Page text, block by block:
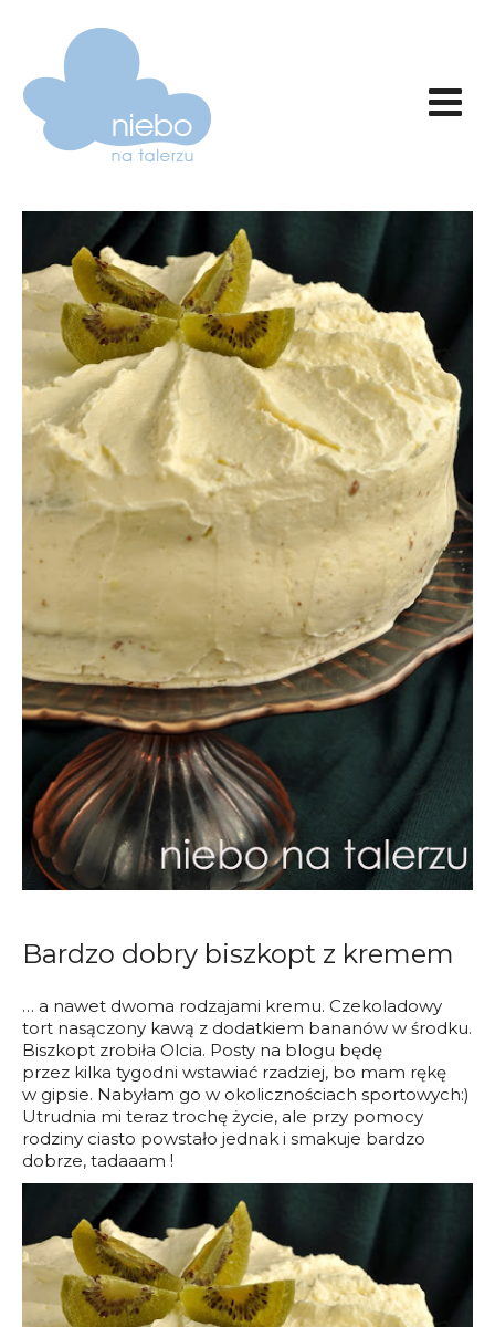
Bardzo dobry biszkopt z kremem
… a nawet dwoma rodzajami kremu. Czekoladowy
tort nasączony kawą z dodatkiem bananów w środku.
Biszkopt zrobiła Olcia. Posty na blogu będę
przez kilka tygodni wstawiać rzadziej, bo mam rękę
w gipsie. Nabyłam go w okolicznościach sportowych:)
Utrudnia mi teraz trochę życie, ale przy pomocy
rodziny ciasto powstało jednak i smakuje bardzo
dobrze, tadaaam !